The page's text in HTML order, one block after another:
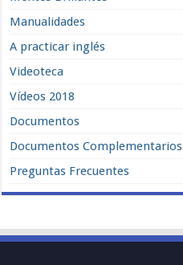
Manualidades
A practicar inglés
Videoteca
Vídeos 2018
Documentos
Documentos Complementarios
Preguntas Frecuentes